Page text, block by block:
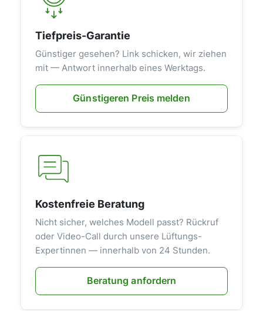
Tiefpreis-Garantie
Günstiger gesehen? Link schicken, wir ziehen
mit — Antwort innerhalb eines Werktags.
Günstigeren Preis melden
Kostenfreie Beratung
Nicht sicher, welches Modell passt? Rückruf
oder Video-Call durch unsere Lüftungs-
Expertinnen — innerhalb von 24 Stunden.
Beratung anfordern